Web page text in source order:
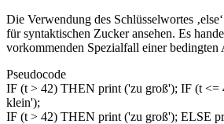
Die Verwendung des Schlüsselwortes
für syntaktischen Zucker ansehen. Es
vorkommenden Spezialfall einer bedingten
Pseudocode
IF (t > 42) THEN print ('zu groß'); IF (t <=
klein');
IF (t > 42) THEN print ('zu groß'); ELSE